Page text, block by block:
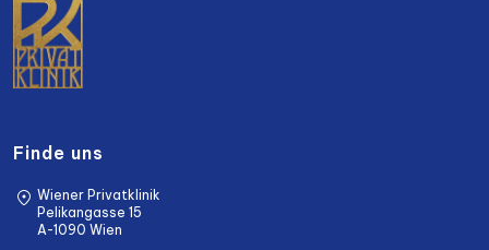
Finde uns
Wiener Privatklinik
Pelikangasse 15
A-1090 Wien